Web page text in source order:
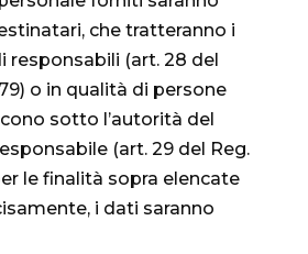
che tratteranno i
responsabili (art. 28 del
o in qualità di persone
sotto l’autorità del
(art. 29 del Reg.
le finalità sopra elencate
i dati saranno